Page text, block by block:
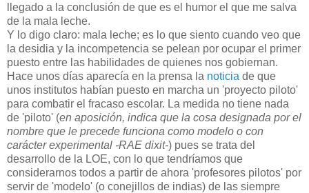
llegado a la conclusión de que es el humor el que me salva
de la mala leche.
Y lo digo claro: mala leche; es lo que siento cuando veo que
la desidia y la incompetencia se pelean por ocupar el primer
puesto entre las habilidades de quienes nos gobiernan.
Hace unos días aparecía en la prensa la noticia de que
unos institutos habían puesto en marcha un 'proyecto piloto'
para combatir el fracaso escolar. La medida no tiene nada
de 'piloto' (en aposición, indica que la cosa designada por el
nombre que le precede funciona como modelo o con
carácter experimental -RAE dixit-) pues se trata del
desarrollo de la LOE, con lo que tendríamos que
considerarnos todos a partir de ahora 'profesores pilotos' por
servir de 'modelo' (o conejillos de indias) de las siempre